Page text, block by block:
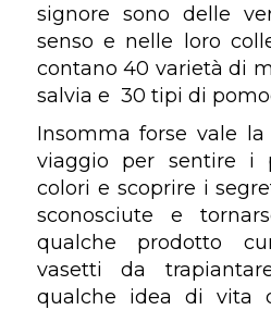
signore sono delle
senso e nelle loro
contano 40 varietà di
salvia e 30 tipi di
Insomma forse vale
viaggio per sentire i
colori e scoprire i
sconosciute e
qualche prodotto
vasetti da
qualche idea di vita